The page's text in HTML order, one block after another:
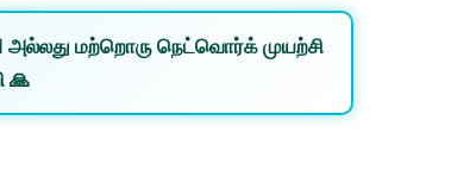
அல்லது மற்றொரு நெட்வொர்க் முயற்சி
🙏